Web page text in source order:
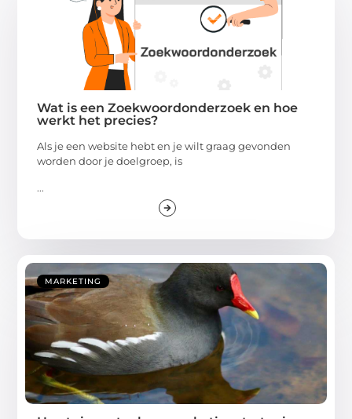
Wat is een Zoekwoordonderzoek en hoe
werkt het precies?
Als je een website hebt en je wilt graag gevonden
worden door je doelgroep, is
...
MARKETING